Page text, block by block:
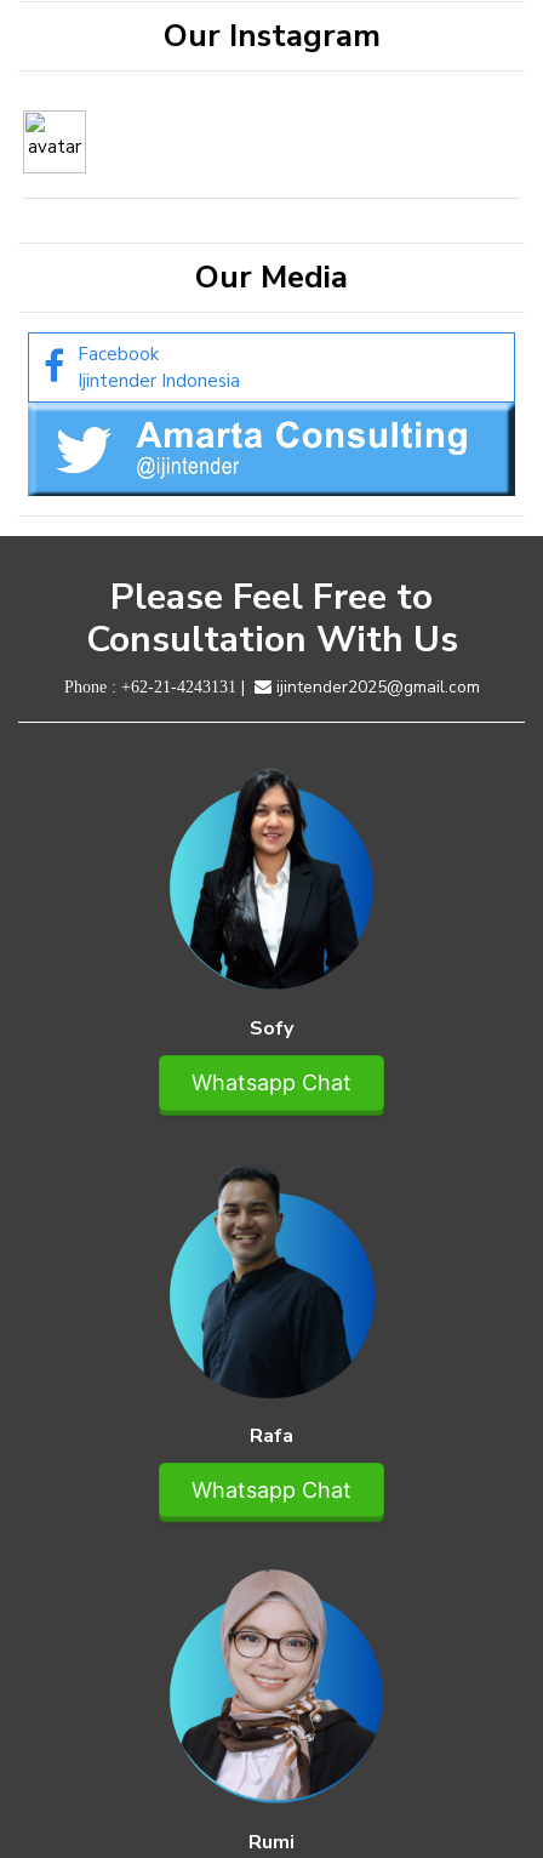
Our Instagram
Our Media
Facebook
Ijintender Indonesia
Please Feel Free to
Consultation With Us
Phone : +62-21-4243131 | ijintender2025@gmail.com
Sofy
Whatsapp Chat
Rafa
Whatsapp Chat
Rumi